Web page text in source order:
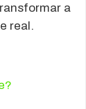
a
real.